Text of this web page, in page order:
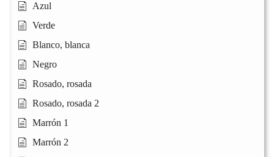
Azul
Verde
Blanco, blanca
Negro
Rosado, rosada
Rosado, rosada 2
Marrón 1
Marrón 2